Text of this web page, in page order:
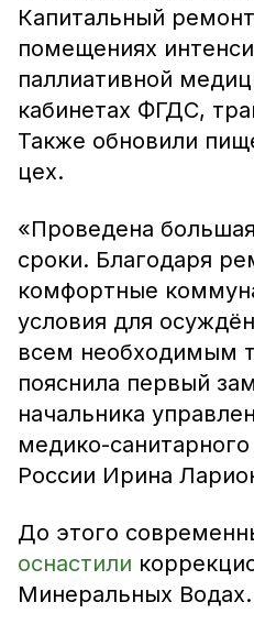
Капитальный
помещениях
паллиативной
кабинетах ФГДС,
Также обновили
цех.
«Проведена
сроки. Благодаря
комфортные
условия для
всем необходимым
пояснила первый
начальника
медико-
России Ирина
До этого
оснастили
Минеральных Водах.